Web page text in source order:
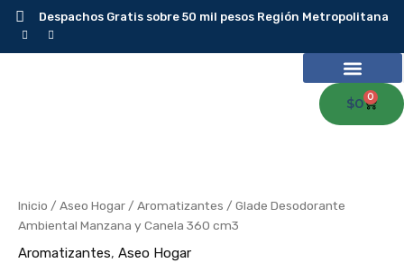
Despachos Gratis sobre 50 mil pesos Región Metropolitana
$0 0
Inicio / Aseo Hogar / Aromatizantes / Glade Desodorante
Ambiental Manzana y Canela 360 cm3
Aromatizantes, Aseo Hogar